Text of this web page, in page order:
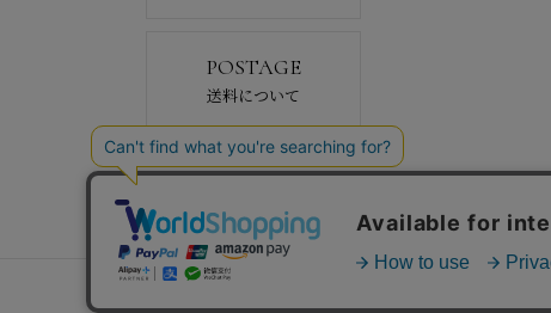
POSTAGE
送料について